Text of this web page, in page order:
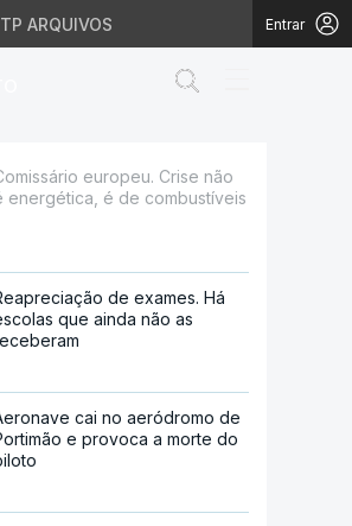
ARQUIVOS Entrar
europeu. Crise não
energética, é de combustíveis
de exames. Há
que ainda não as
cai no aeródromo de
e provoca a morte do